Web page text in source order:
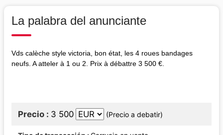
La palabra del anunciante
Vds calèche style victoria, bon état, les 4 roues bandages
neufs. A atteler à 1 ou 2. Prix à débattre 3 500 €.
Precio 3 500 (Precio a debatir)